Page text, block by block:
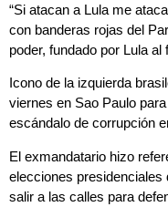
“Si atacan a Lula me
con banderas rojas del
poder, fundado por Lula
Icono de la izquierda
viernes en Sao Paulo
escándalo de corrupción
El exmandatario hizo
elecciones
salir a las calles para